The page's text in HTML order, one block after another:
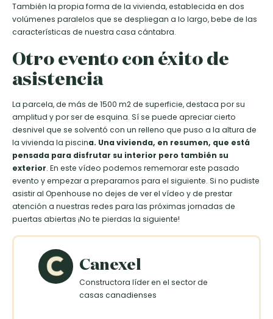
También la propia forma de la vivienda, establecida en dos
volúmenes paralelos que se despliegan a lo largo, bebe de las
características de nuestra casa cántabra.
Otro evento con éxito de
asistencia
La parcela, de más de 1500 m2 de superficie, destaca por su
amplitud y por ser de esquina. Sí se puede apreciar cierto
desnivel que se solventó con un relleno que puso a la altura de
la vivienda la piscina. Una vivienda, en resumen, que está
pensada para disfrutar su interior pero también su
exterior. En este vídeo podemos rememorar este pasado
evento y empezar a prepararnos para el siguiente. Si no pudiste
asistir al Openhouse no dejes de ver el vídeo y de prestar
atención a nuestras redes para las próximas jornadas de
puertas abiertas ¡No te pierdas la siguiente!
Canexel
Constructora líder en el sector de
casas canadienses